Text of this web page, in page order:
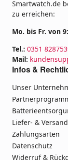
Smartwatch.de
zu erreichen:
Mo. bis Fr. von
Tel.: 0351
Mail:
Infos &
Unser
Liefer- &
Zahlungsarten
Datenschutz
Widerruf &